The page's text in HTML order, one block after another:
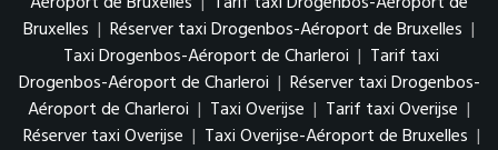
Bruxelles | Réserver taxi Drogenbos-Aéroport de Bruxelles |
Taxi Drogenbos-Aéroport de Charleroi | Tarif taxi
Drogenbos-Aéroport de Charleroi | Réserver taxi Drogenbos-
Aéroport de Charleroi | Taxi Overijse | Tarif taxi Overijse |
Réserver taxi Overijse | Taxi Overijse-Aéroport de Bruxelles |